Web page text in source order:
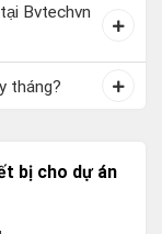
Bvtechvn
tháng?
bị cho dự án